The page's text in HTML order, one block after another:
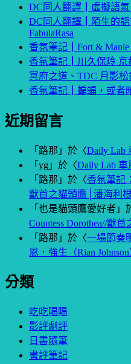
DC同人翻譯┃虛擬語氣
DC同人翻譯┃陌生的語
FabulaRasa
香氛筆記┃Fort & Manle
香氛筆記┃川久保玲 京
冥府之道、TDC 月影松
香氛筆記┃蝙蝠，或者
近期留言
「 路那 」於〈Daily Lab
「 yg 」於〈Daily Lab 車
「 路那 」於〈香氛筆記
獸首之貓頭鷹│潘海利根
「 也是貓頭鷹愛好者 」
Countess Dorothea//獸
「 路那 」於〈一場節奏
恩．強生（Rian Johnson
分類
吃吃喝喝
影評劇評
日書隨筆
書評筆記